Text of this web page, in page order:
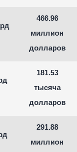
466.96
миллион
долларов
181.53
тысяча
долларов
291.88
миллион